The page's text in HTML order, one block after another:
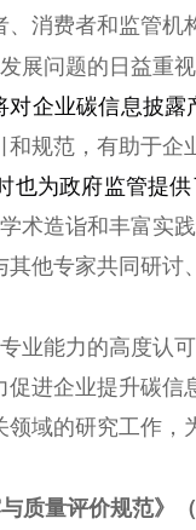
消费者和监管机
展问题的日益重
对企业碳信息披露
规范，有助于企
也为政府监管提
术造诣和丰富实
他专家共同研
业能力的高度认
进企业提升碳
域的研究工作
质量评价规范》